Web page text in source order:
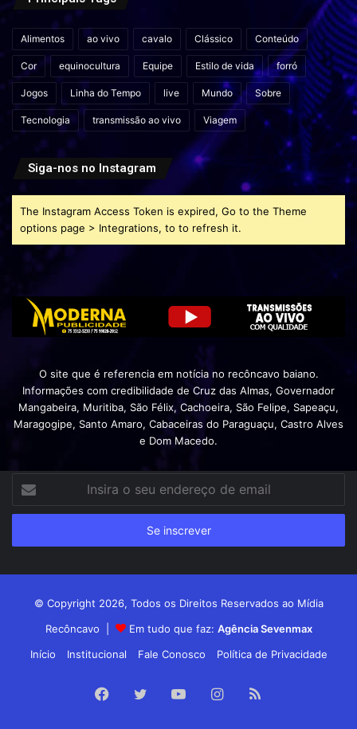
Alimentos ao vivo cavalo Clássico Conteúdo
Cor equinocultura Equipe Estilo de vida forró
Jogos Linha do Tempo live Mundo Sobre
Tecnologia transmissão ao vivo Viagem
Siga-nos no Instagram
The Instagram Access Token is expired, Go to the Theme
options page > Integrations, to to refresh it.
O site que é referencia em notícia no recôncavo baiano.
Informações com credibilidade de Cruz das Almas, Governador
Mangabeira, Muritiba, São Félix, Cachoeira, São Felipe, Sapeaçu,
Maragogipe, Santo Amaro, Cabaceiras do Paraguaçu, Castro Alves
e Dom Macedo.
seu
de
© Copyright 2026, Todos os Direitos Reservados ao Mídia
Recôncavo |
Em tudo que faz: Agência Sevenmax
Início
Institucional Fale Conosco Política de Privacidade
Facebook
TwitterYouTubeInstagram
RSS